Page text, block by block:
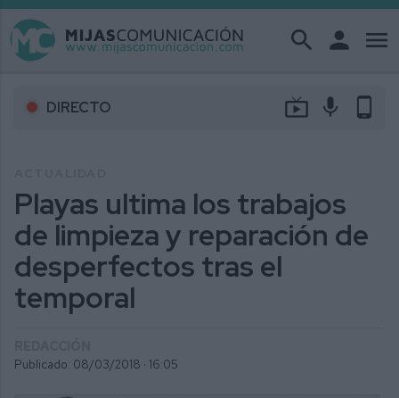
search person menu
DIRECTO live_tv mic phone_android
Playas ultima los trabajos
de limpieza y reparación de
desperfectos tras el
temporal
Publicado: 08/03/2018 · 16:05